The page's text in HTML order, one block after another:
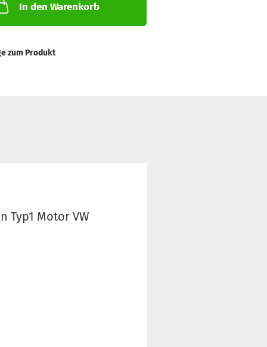
In den Warenkorb
zum Produkt
Typ1 Motor VW